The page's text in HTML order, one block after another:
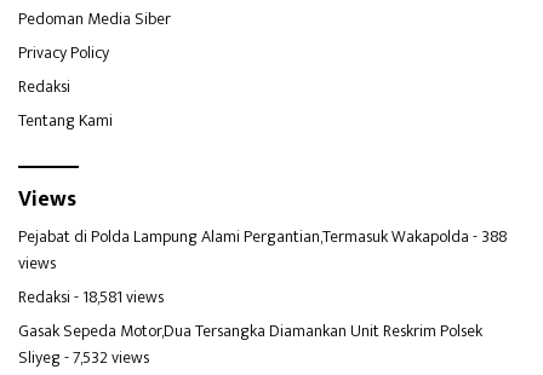
Pedoman Media Siber
Privacy Policy
Redaksi
Tentang Kami
Views
Pejabat di Polda Lampung Alami Pergantian,Termasuk Wakapolda- 388
views
Redaksi- 18,581 views
Gasak Sepeda Motor,Dua Tersangka Diamankan Unit Reskrim Polsek
Sliyeg- 7,532 views